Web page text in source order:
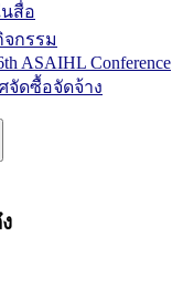
นสื่อ
กรรม
ASAIHL Conference
จัดซื้อจัดจ้าง